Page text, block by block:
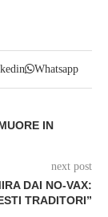
Whatsapp
IN
next post
DAI NO-VAX:
TRADITORI”